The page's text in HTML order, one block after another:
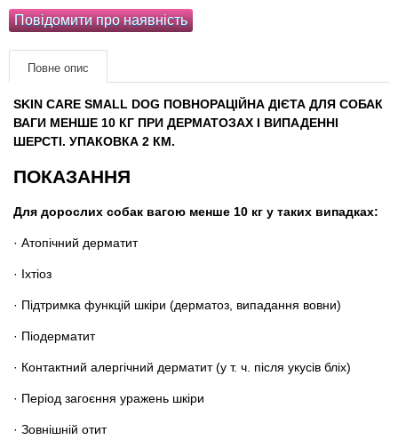
Повідомити про наявність
Повне опис
SKIN CARE SMALL DOG ​​ПОВНОРАЦІЙНА ДІЄТА ДЛЯ СОБАК
ВАГИ МЕНШЕ 10 КГ ПРИ ДЕРМАТОЗАХ І ВИПАДЕННІ
ШЕРСТІ. УПАКОВКА 2 КМ.
ПОКАЗАННЯ
Для дорослих собак вагою менше 10 кг у таких випадках:
· Атопічний дерматит
· Іхтіоз
· Підтримка функцій шкіри (дерматоз, випадання вовни)
· Піодерматит
· Контактний алергічний дерматит (у т. ч. після укусів бліх)
· Період загоєння уражень шкіри
· Зовнішній отит
Товари для голубів
Товари для гризунів
Товари для коней
Товари для людей
Популярні зоотоварі
Архів / Знято з виробництва